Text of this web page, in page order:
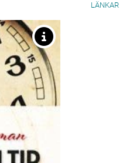
LÄNKAR